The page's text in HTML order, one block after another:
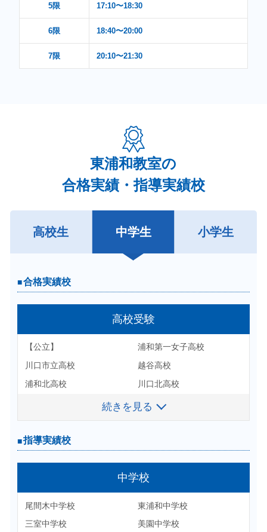
5限 17:10〜18:30
6限 18:40〜20:00
7限 20:10〜21:30
東浦和教室の
合格実績・指導実績校
高校生 中学生 小学生
合格実績校
大学受験
國學院大学 文学部 史学科
日本大学 商学部 商業学科
駒澤大学 経済学部 商学科
駒澤大学 文学部 歴史学科
日本大学 法学部 法律学科
東京農業大学 農学部 農学
東洋大学 福祉社会デザイン
昭和女子大学 人間社会学
東京農業大学 国際食料情報
東京国際大学 経済学部 経済
東京成徳大学 国際学部 国際学
明治学院大学 文学部 英文
学科
国士舘大学 政経学部 経済
学科
続きを見る
指導実績校
高等学校
川口北高校
与野高校
南陵高校
叡明高校
合格実績校
高校受験
【公立】
浦和第一女子高校
川口市立高校
越谷高校
浦和北高校
川口北高校
南陵高校
市立浦和南高校
越谷南高校
県立川口高校
【私立】※各種コース
浦和学院高校
浦和麗明高校
続きを見る
指導実績校
中学校
尾間木中学校
東浦和中学校
三室中学校
美園中学校